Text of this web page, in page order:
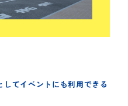
てイベントにも利用できる